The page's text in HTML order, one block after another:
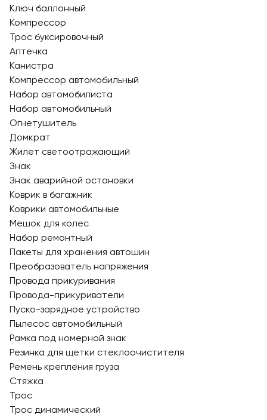
Ключ баллонный
Компрессор
Трос буксировочный
Аптечка
Канистра
Компрессор автомобильный
Набор автомобилиста
Набор автомобильный
Огнетушитель
Домкрат
Жилет светоотражающий
Знак
Знак аварийной остановки
Коврик в багажник
Коврики автомобильные
Мешок для колес
Набор ремонтный
Пакеты для хранения автошин
Преобразователь напряжения
Провода прикуривания
Провода-прикуриватели
Пуско-зарядное устройство
Пылесос автомобильный
Рамка под номерной знак
Резинка для щетки стеклоочистителя
Ремень крепления груза
Стяжка
Трос
Трос динамический